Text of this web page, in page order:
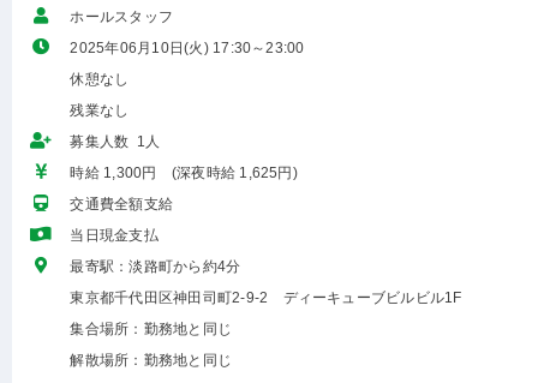
ホールスタッフ
2025年06月10日(火) 17:30～23:00
休憩なし
残業なし
募集人数 1人
時給 1,300円 (深夜時給 1,625円)
交通費全額支給
当日現金支払
最寄駅：淡路町から約4分
東京都千代田区神田司町2-9-2 ディーキューブビルビル1F
集合場所：勤務地と同じ
解散場所：勤務地と同じ